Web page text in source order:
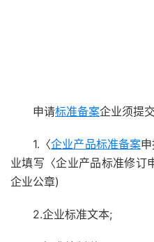
申请标准备案企业须提
1.〈企业产品标准备案
业填写〈企业产品标准修订
企业公章)
2.企业标准文本;